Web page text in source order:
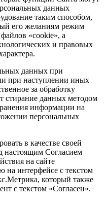
данных
таким способом,
его желаниям режим
«cookie», а
и правовых
данных при
при наступлении иных
за обработку
стирание данных методом
информации на
персональных
в качестве своей
настоящим Согласием
на сайте
на интерфейсе с текстом
который также
с текстом «Согласен».